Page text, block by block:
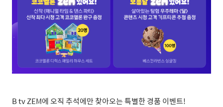
B tv ZEM에 오직 추석에만 찾아오는 특별한 경품 이벤트!